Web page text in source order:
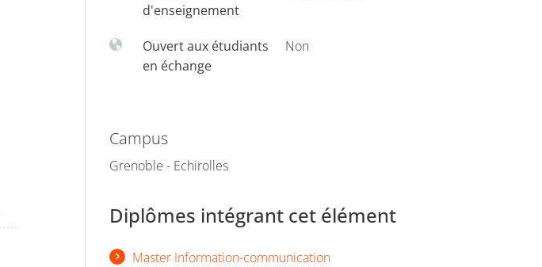
d'enseignement
Ouvert aux étudiants
en échange
Non
Campus
Grenoble - Echirolles
Diplômes intégrant cet élément
Master Information-communication